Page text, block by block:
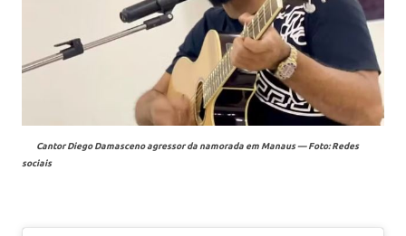
Cantor Diego Damasceno agressor da namorada em Manaus — Foto: Redes
sociais